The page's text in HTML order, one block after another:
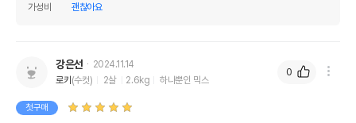
가성비
괜찮아요
강은선
2024.11.14
로키(수컷) 2살 2.6kg 하나뿐인 믹스
첫구매
0